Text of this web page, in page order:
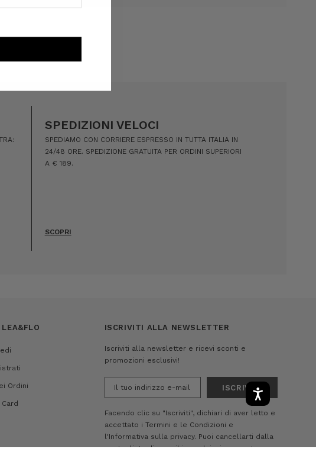
SPEDIZIONI VELOCI
SPEDIAMO CON CORRIERE ESPRESSO IN TUTTA ITALIA IN
24/48 ORE. SPEDIZIONE GRATUITA PER ORDINI SUPERIORI
A € 189.
SCOPRI
LEA&FLO
Ordini
ISCRIVITI ALLA NEWSLETTER
Iscriviti alla newsletter e ricevi sconti e
promozioni esclusivi!
Facendo clic su "Iscriviti", dichiari di aver letto e
accettato i Termini e le Condizioni e
l'Informativa sulla privacy. Puoi cancellarti dalla